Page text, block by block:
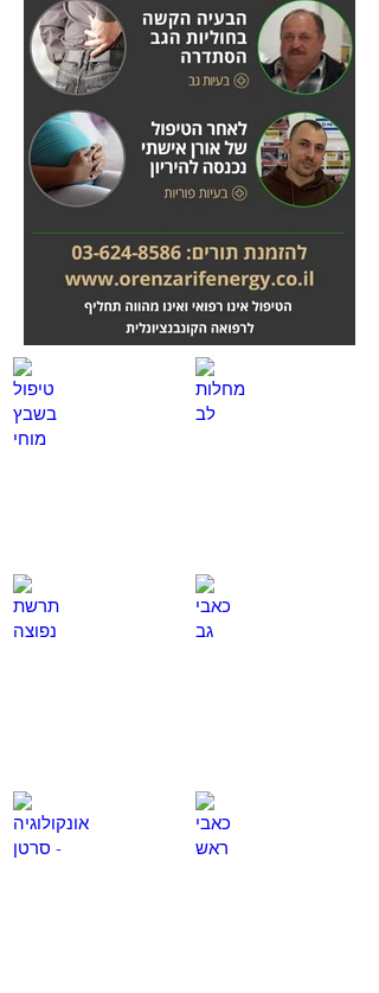
טיפול בשבץ מוחי
לחץ
כאן
מחלות לב
לחץ
כאן
תרשת נפוצה
לחץ
כאן
כאבי גב
לחץ
כאן
אונקולוגיה - סרטן
לחץ
כאן
כאבי ראש
לחץ
כאן